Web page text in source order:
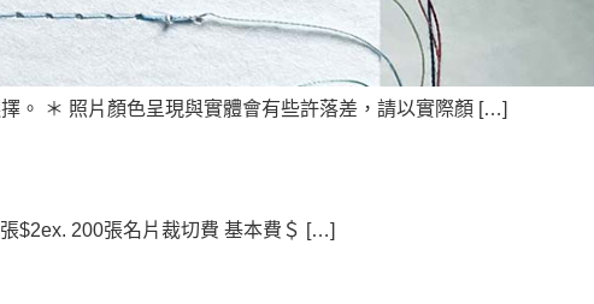
。 ＊ 照片顏色呈現與實體會有些許落差，請以實際顏 […]
$2ex. 200張名片裁切費 基本費＄ […]